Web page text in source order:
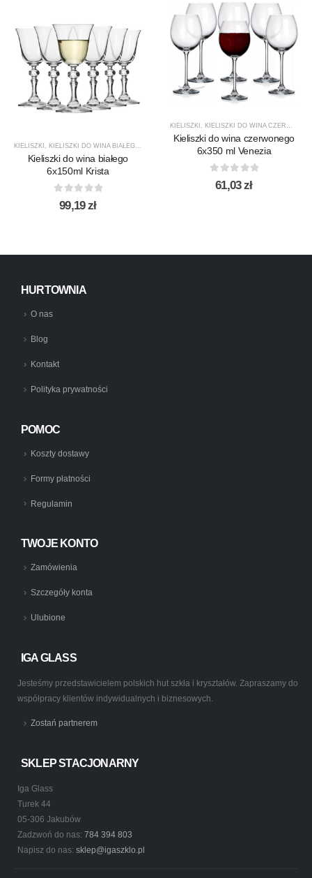
KIELISZKI KIELISZKI DO WINA BIAŁEGO PRODUKTY
Kieliszki do wina białego
6x150ml Krista
out of 5
99,19zł
KIELISZKI , KIELISZKI DO WINA CZERWONEGO
Kieliszki do wina czerwonego
6x350 ml Venezia
out of 5
61,03zł
HURTOWNIA
O nas
Blog
Kontakt
Polityka prywatności
POMOC
Koszty dostawy
Formy płatności
Regulamin
TWOJE KONTO
Zamówienia
Szczegóły konta
Ulubione
IGA GLASS
Jesteśmy przedstawicielem polskich hut szkła i kryształów. Zapraszamy do
współpracy klientów indywidualnych i biznesowych.
Zostań partnerem
SKLEP STACJONARNY
Iga Glass
Turek 44
05-306 Jakubów
Zadzwoń do nas: 784 394 803
Napisz do nas: sklep@igaszklo.pl